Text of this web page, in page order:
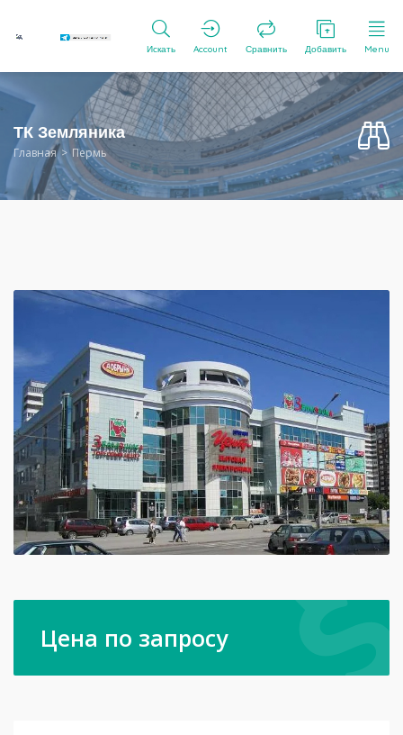
Искать Account Сравнить Добавить Menu
ТК Земляника
Главная Пермь
Цена по запросу